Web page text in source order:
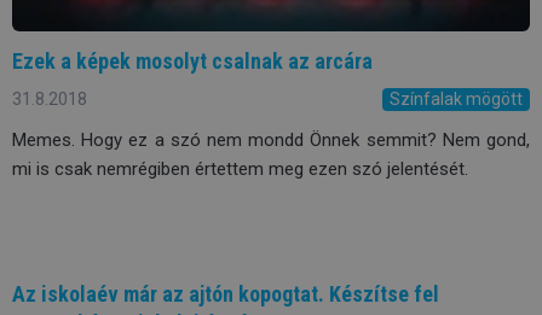
Ezek a képek mosolyt csalnak az arcára
31.8.2018 Színfalak mögött
Memes. Hogy ez a szó nem mondd Önnek semmit? Nem gond,
mi is csak nemrégiben értettem meg ezen szó jelentését.
Az iskolaév már az ajtón kopogtat. Készítse fel